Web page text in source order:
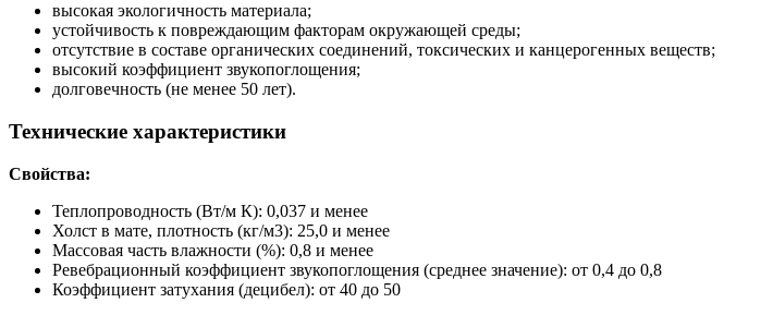
высокая экологичность материала;
устойчивость к повреждающим факторам окружающей среды;
отсутствие в составе органических соединений, токсических и канцерогенных веществ;
высокий коэффициент звукопоглощения;
долговечность (не менее 50 лет).
Технические характеристики
Свойства:
Теплопроводность (Вт/м К): 0,037 и менее
Холст в мате, плотность (кг/м3): 25,0 и менее
Массовая часть влажности (%): 0,8 и менее
Ревебрационный коэффициент звукопоглощения (среднее значение): от 0,4 до 0,8
Коэффициент затухания (децибел): от 40 до 50